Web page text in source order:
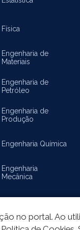
Física
Engenharia de
Materiais
Engenharia de
Petróleo
Engenharia de
Produção
Engenharia Química
Engenharia
Mecânica
no portal. Ao